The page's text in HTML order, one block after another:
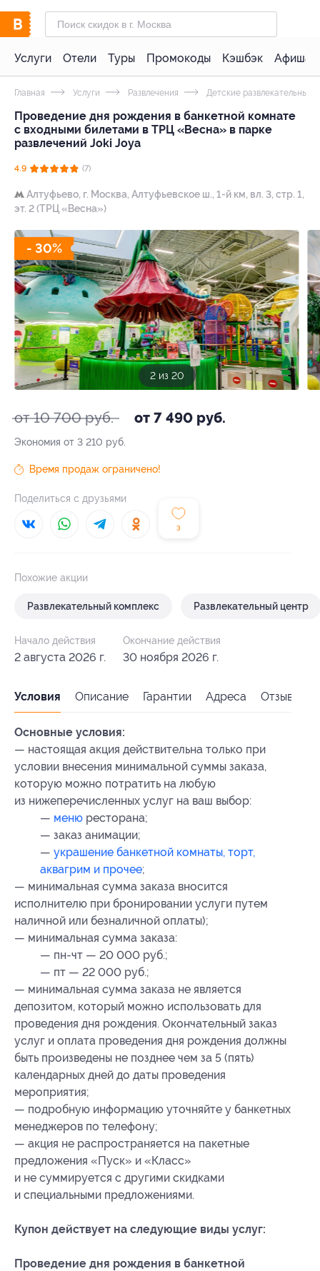
Услуги Отели Туры Промокоды Кэшбэк Афиша
Главная Услуги Развлечения Детские развлекательные
Проведение дня рождения в банкетной комнате
с входными билетами в ТРЦ «Весна» в парке
развлечений Joki Joya
4.9 (7)
Алтуфьево, г. Москва, Алтуфьевское ш., 1-й км, вл. 3, стр. 1,
эт. 2 (ТРЦ «Весна»)
- 30%
2 из 20
от 10 700 руб. от 7 490 руб.
Экономия от 3 210 руб.
3
Время продаж ограничено!
Поделиться с друзьями
Похожие акции
Развлекательный комплекс Развлекательный центр
Начало действия
2 августа 2026 г.
Окончание действия
30 ноября 2026 г.
Условия Описание Гарантии Адреса Отзывы
Основные условия:
— настоящая акция действительна только при
условии внесения минимальной суммы заказа,
которую можно потратить на любую
из нижеперечисленных услуг на ваш выбор:
— меню ресторана;
— заказ анимации;
— украшение банкетной комнаты, торт,
аквагрим и прочее;
— минимальная сумма заказа вносится
исполнителю при бронировании услуги путем
наличной или безналичной оплаты);
— минимальная сумма заказа:
— пн-чт — 20 000 руб.;
— пт — 22 000 руб.;
— минимальная сумма заказа не является
депозитом, который можно использовать для
проведения дня рождения. Окончательный заказ
услуг и оплата проведения дня рождения должны
быть произведены не позднее чем за 5 (пять)
календарных дней до даты проведения
мероприятия;
— подробную информацию уточняйте у банкетных
менеджеров по телефону;
— акция не распространяется на пакетные
предложения «Пуск» и «Класс»
и не суммируется с другими скидками
и специальными предложениями.
Купон действует на следующие виды услуг:
Проведение дня рождения в банкетной